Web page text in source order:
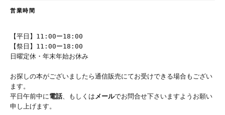
営業時間
【平日】11:00ー18:00
【祭日】11:00ー18:00
日曜定休・年末年始お休み
お探しの本がございましたら通信販売にてお受けできる場合もござい
ます。
平日午前中に電話、もしくはメールでお問合せ下さいますようお願い
申し上げます。